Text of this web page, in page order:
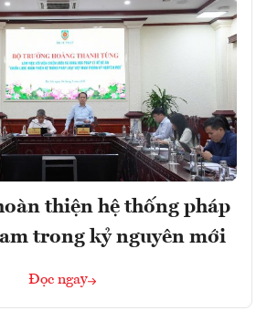
thiện hệ thống pháp
trong kỷ nguyên mới
Đọc ngay